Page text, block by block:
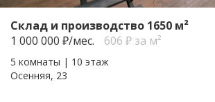
Склад и производство 1650 м²
1 000 000 ₽/мес. 606 ₽ за м²
5 комнаты | 10 этаж
Осенняя, 23